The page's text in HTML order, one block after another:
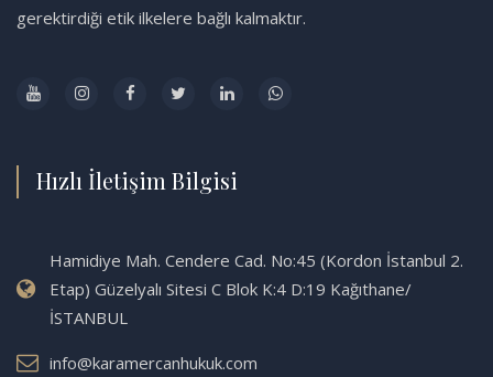
gerektirdiği etik ilkelere bağlı kalmaktır.
Hızlı İletişim Bilgisi
Hamidiye Mah. Cendere Cad. No:45 (Kordon İstanbul 2.
Etap) Güzelyalı Sitesi C Blok K:4 D:19 Kağıthane/
İSTANBUL
info@karamercanhukuk.com